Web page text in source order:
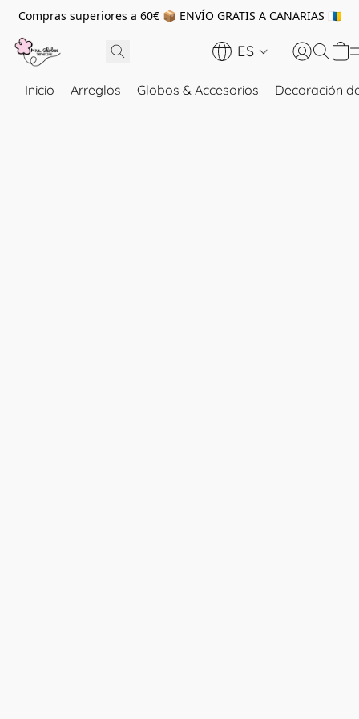
Compras superiores a 60€ 📦 ENVÍO GRATIS A CANARIAS 🇮🇨
ES
Inicio Arreglos Globos & Accesorios Decoración